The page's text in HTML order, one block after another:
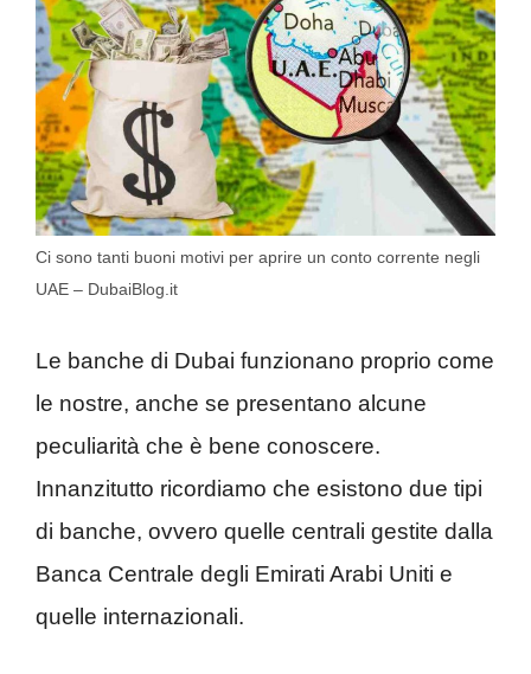
Ci sono tanti buoni motivi per aprire un conto corrente negli
UAE – DubaiBlog.it
Le banche di Dubai funzionano proprio come
le nostre, anche se presentano alcune
peculiarità che è bene conoscere.
Innanzitutto ricordiamo che esistono due tipi
di banche, ovvero quelle centrali gestite dalla
Banca Centrale degli Emirati Arabi Uniti e
quelle internazionali.